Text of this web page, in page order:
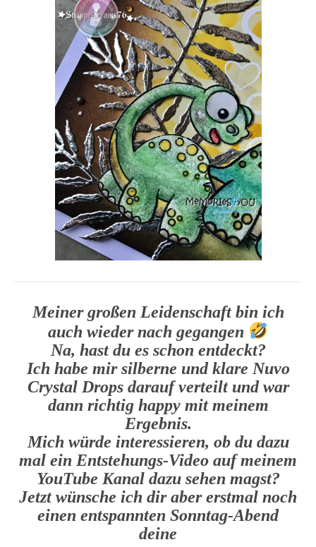
Meiner großen Leidenschaft bin ich
auch wieder nach gegangen
Na, hast du es schon entdeckt?
Ich habe mir silberne und klare Nuvo
Crystal Drops darauf verteilt und war
dann richtig happy mit meinem
Ergebnis.
Mich würde interessieren, ob du dazu
mal ein Entstehungs-Video auf meinem
YouTube Kanal dazu sehen magst?
Jetzt wünsche ich dir aber erstmal noch
einen entspannten Sonntag-Abend
deine